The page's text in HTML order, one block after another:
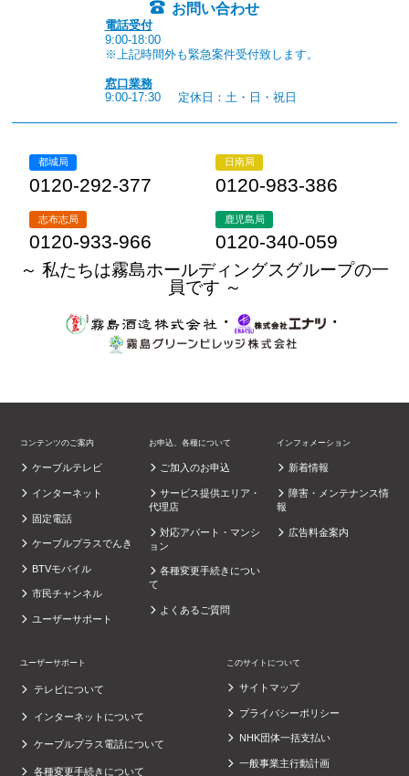
お問い合わせ
電話受付
9:00-18:00
※上記時間外も緊急案件受付致します。
窓口業務
9:00-17:30
定休日：土・日・祝日
都城局
0120-292-377
日南局
0120-983-386
志布志局
0120-933-966
鹿児島局
0120-340-059
～ 私たちは霧島ホールディングスグループの一
員です ～
・
・
コンテンツのご案内
ケーブルテレビ
インターネット
固定電話
ケーブルプラスでんき
BTVモバイル
市民チャンネル
ユーザーサポート
お申込、各種について
ご加入のお申込
サービス提供エリア・
代理店
対応アパート・マンシ
ョン
各種変更手続きについ
て
よくあるご質問
インフォメーション
新着情報
障害・メンテナンス情
報
広告料金案内
ユーザーサポート
テレビについて
インターネットについて
ケーブルプラス電話について
各種変更手続きについて
このサイトについて
サイトマップ
プライバシーポリシー
NHK団体一括支払い
一般事業主行動計画